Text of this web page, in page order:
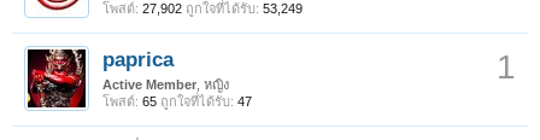
โพสต์: 27,902 ถูกใจที่ได้รับ: 53,249
1
paprica
Active Member , หญิง
โพสต์: 65 ถูกใจที่ได้รับ: 47